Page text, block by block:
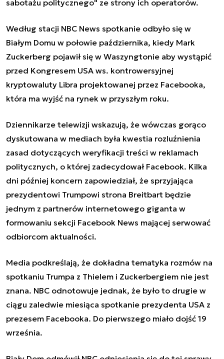
sabotażu politycznego" ze strony ich operatorów.
Według stacji NBC News spotkanie odbyło się w
Białym Domu w połowie października, kiedy Mark
Zuckerberg pojawił się w Waszyngtonie aby wystąpić
przed Kongresem USA ws. kontrowersyjnej
kryptowaluty Libra projektowanej przez Facebooka,
która ma wyjść na rynek w przyszłym roku.
Dziennikarze telewizji wskazują, że wówczas gorąco
dyskutowana w mediach była kwestia rozluźnienia
zasad dotyczących weryfikacji treści w reklamach
politycznych, o której zadecydował Facebook. Kilka
dni później koncern zapowiedział, że sprzyjająca
prezydentowi Trumpowi strona Breitbart będzie
jednym z partnerów internetowego giganta w
formowaniu sekcji Facebook News mającej serwować
odbiorcom aktualności.
Media podkreślają, że dokładna tematyka rozmów na
spotkaniu Trumpa z Thielem i Zuckerbergiem nie jest
znana. NBC odnotowuje jednak, że było to drugie w
ciągu zaledwie miesiąca spotkanie prezydenta USA z
prezesem Facebooka. Do pierwszego miało dojść 19
września.